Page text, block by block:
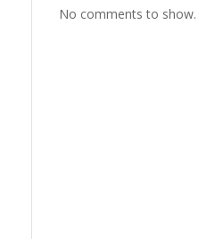
No comments to show.